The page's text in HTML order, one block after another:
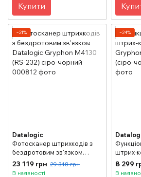
Купити
−21%
Datalogic
Фотосканер штрихкодів з
бездротовим зв'язком
Datalogic Gryphon М4130
(RS-232) сіро-чорний
23 119 грн 29 318 грн
В наявності
−24%
штрих-
(сіро-
8 299
В